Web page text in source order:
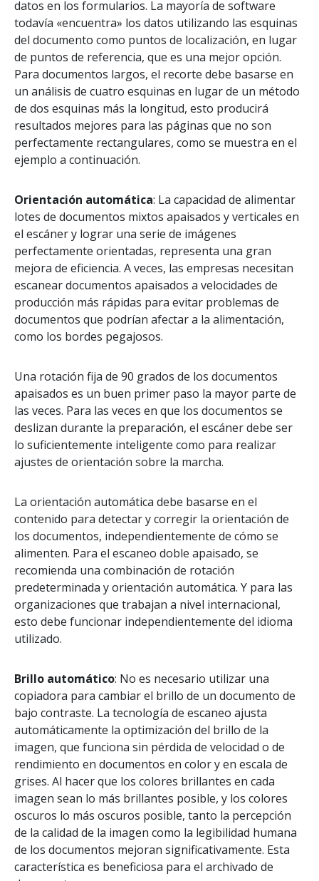
datos en los formularios. La mayoría de software
todavía «encuentra» los datos utilizando las esquinas
del documento como puntos de localización, en lugar
de puntos de referencia, que es una mejor opción.
Para documentos largos, el recorte debe basarse en
un análisis de cuatro esquinas en lugar de un método
de dos esquinas más la longitud, esto producirá
resultados mejores para las páginas que no son
perfectamente rectangulares, como se muestra en el
ejemplo a continuación.
Orientación automática: La capacidad de alimentar
lotes de documentos mixtos apaisados y verticales en
el escáner y lograr una serie de imágenes
perfectamente orientadas, representa una gran
mejora de eficiencia. A veces, las empresas necesitan
escanear documentos apaisados a velocidades de
producción más rápidas para evitar problemas de
documentos que podrían afectar a la alimentación,
como los bordes pegajosos.
Una rotación fija de 90 grados de los documentos
apaisados es un buen primer paso la mayor parte de
las veces. Para las veces en que los documentos se
deslizan durante la preparación, el escáner debe ser
lo suficientemente inteligente como para realizar
ajustes de orientación sobre la marcha.
La orientación automática debe basarse en el
contenido para detectar y corregir la orientación de
los documentos, independientemente de cómo se
alimenten. Para el escaneo doble apaisado, se
recomienda una combinación de rotación
predeterminada y orientación automática. Y para las
organizaciones que trabajan a nivel internacional,
esto debe funcionar independientemente del idioma
utilizado.
Brillo automático: No es necesario utilizar una
copiadora para cambiar el brillo de un documento de
bajo contraste. La tecnología de escaneo ajusta
automáticamente la optimización del brillo de la
imagen, que funciona sin pérdida de velocidad o de
rendimiento en documentos en color y en escala de
grises. Al hacer que los colores brillantes en cada
imagen sean lo más brillantes posible, y los colores
oscuros lo más oscuros posible, tanto la percepción
de la calidad de la imagen como la legibilidad humana
de los documentos mejoran significativamente. Esta
característica es beneficiosa para el archivado de